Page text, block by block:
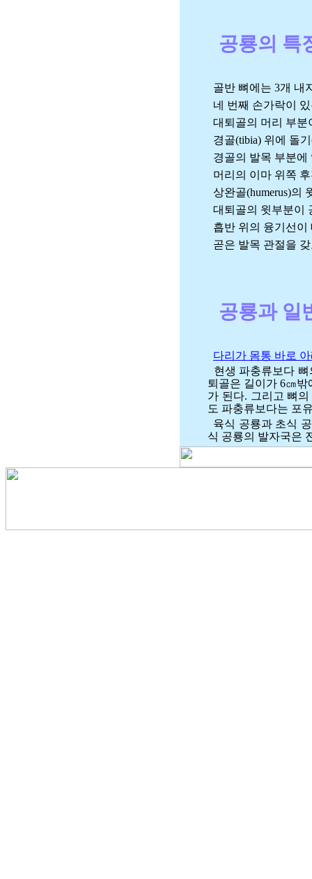
공룡의 특
골반 뼈에는 3개 내
네 번째 손가락이
대퇴골의 머리 부분
경골(tibia) 위에 돌
경골의 발목 부분에
머리의 이마 위쪽
상완골(humerus)의
대퇴골의 윗부분이
흡반 위의 융기선
곧은 발목 관절을
공룡과 일
다리가 몸통 바로
현생 파충류보다
퇴골은 길이가 6㎝
가 된다. 그리고 뼈
도 파충류보다는 포
육식 공룡과 초식
식 공룡의 발자국은